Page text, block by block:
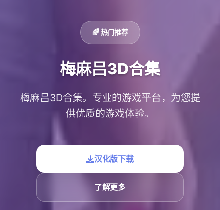
🌈 热门推荐
梅麻吕3D合集
梅麻吕3D合集。专业的游戏平台，为您提
供优质的游戏体验。
汉化版下载
了解更多